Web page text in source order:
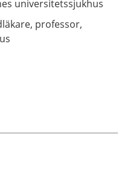
universitetssjukhus
professor,